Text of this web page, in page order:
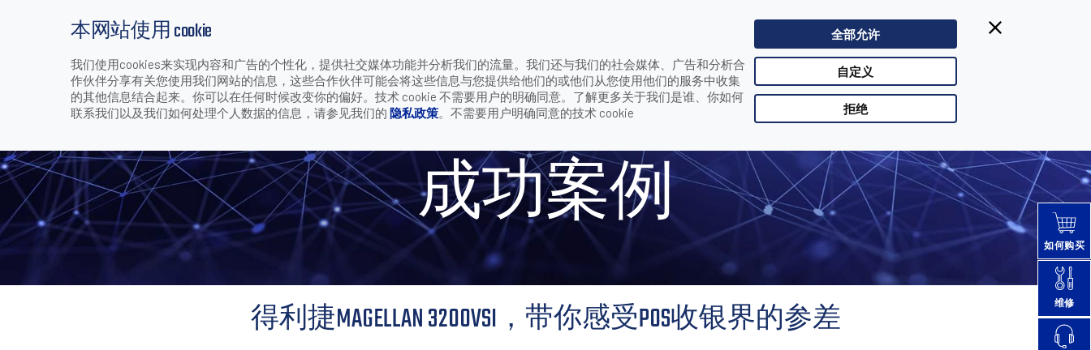
本网站使用 cookie
我们使用cookies来实现内容和广告的个性化，提供社交媒体功能并分析我们的流量。我们还与我们的社会媒体、广告和分析合
作伙伴分享有关您使用我们网站的信息，这些合作伙伴可能会将这些信息与您提供给他们的或他们从您使用他们的服务中收集
的其他信息结合起来。你可以在任何时候改变你的偏好。技术 cookie 不需要用户的明确同意。了解更多关于我们是谁、你如何
联系我们以及我们如何处理个人数据的信息，请参见我们的 隐私政策。不需要用户明确同意的技术 cookie
全部允许
自定义
拒绝
致电Datalogic得利捷:400-1188-898| Singapore
产品
行业和应用 下载 支持和服务 公司 联系我们
首页 >公司>媒体中心>成功案例 >得利捷MAGELLAN 3200VSI，带你感受POS收银界的参差
成功案例
得利捷MAGELLAN 3200VSI，带你感受POS收银界的参差
如何购买
维修